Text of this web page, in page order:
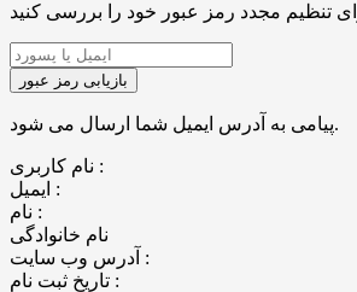
پیامی به آدرس ایمیل شما ارسال می شود.
نام کاربری :
ایمیل :
نام :
نام خانوادگی
آدرس وب سایت :
تاریخ ثبت نام :